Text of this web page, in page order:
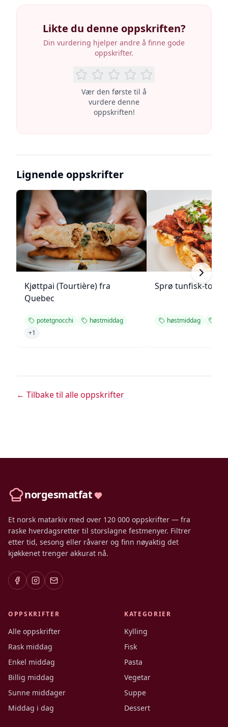
Likte du denne oppskriften?
Din vurdering hjelper andre å finne gode
oppskrifter.
Vær den første til å
vurdere denne
oppskriften!
Lignende oppskrifter
Kjøttpai (Tourtière) fra
Quebec
potetgnocchi
høstmiddag
+1
Sprø tunfisk-
høstmiddag
← Tilbake til alle oppskrifter
norgesmatfat
Et norsk matarkiv med over 120 000 oppskrifter — fra
raske hverdagsretter til storslagne festmenyer. Filtrer
etter tid, sesong eller råvarer og finn nøyaktig det
kjøkkenet trenger akkurat nå.
OPPSKRIFTER
Alle oppskrifter
Rask middag
Enkel middag
Billig middag
Sunne middager
Middag i dag
KATEGORIER
Kylling
Fisk
Pasta
Vegetar
Suppe
Dessert